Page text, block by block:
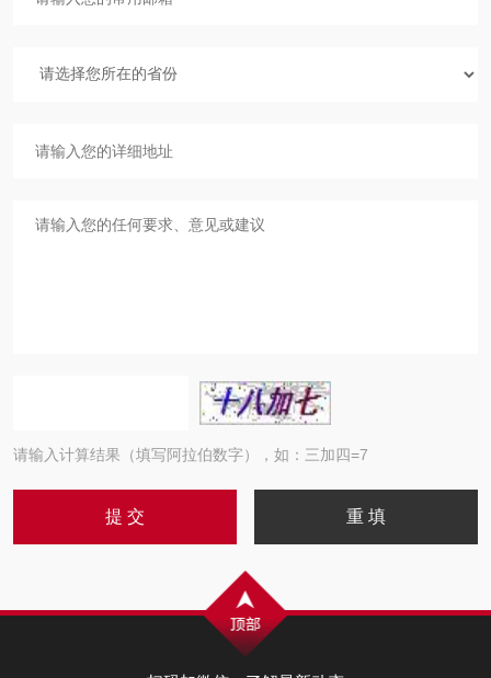
请输入计算结果（填写阿拉伯数字），如：三加四=7